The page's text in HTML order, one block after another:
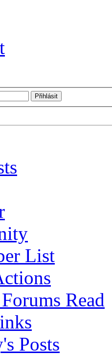
List
Read
Posts